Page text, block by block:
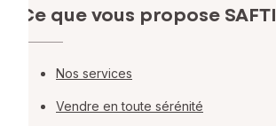
Ce que vous propose SAFTI
Nos services
Vendre en toute sérénité